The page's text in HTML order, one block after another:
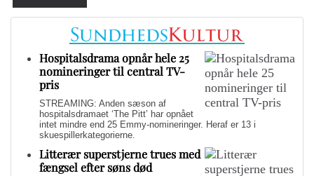
Hospitalsdrama opnår hele 25
nomineringer til central TV-
pris
STREAMING: Anden sæson af
hospitalsdramaet ‘The Pitt’ har opnået
intet mindre end 25 Emmy-nomineringer. Heraf er 13 i
skuespillerkategorierne.
Litterær superstjerne trues med
fængsel efter søns død